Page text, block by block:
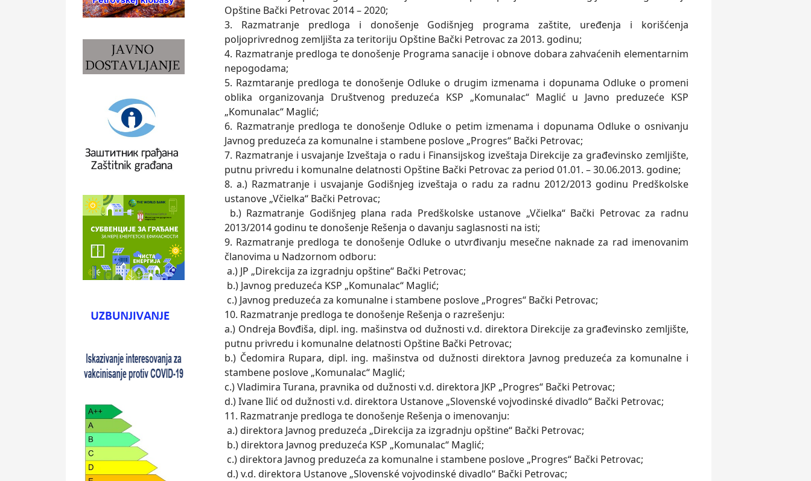
Opštine Bački Petrovac 2014 – 2020;
3. Razmatranje predloga i donošenje Godišnjeg programa zaštite, uređenja i korišćenja
poljoprivrednog zemljišta za teritoriju Opštine Bački Petrovac za 2013. godinu;
4. Razmatranje predloga te donošenje Programa sanacije i obnove dobara zahvaćenih elementarnim
nepogodama;
5. Razmtaranje predloga te donošenje Odluke o drugim izmenama i dopunama Odluke o promeni
oblika organizovanja Društvenog preduzeća KSP „Komunalac“ Maglić u Javno preduzeće KSP
„Komunalac“ Maglić;
6. Razmatranje predloga te donošenje Odluke o petim izmenama i dopunama Odluke o osnivanju
Javnog preduzeća za komunalne i stambene poslove „Progres“ Bački Petrovac;
7. Razmatranje i usvajanje Izveštaja o radu i Finansijskog izveštaja Direkcije za građevinsko zemljište,
putnu privredu i komunalne delatnosti Opštine Bački Petrovac za period 01.01. – 30.06.2013. godine;
8. a.) Razmatranje i usvajanje Godišnjeg izveštaja o radu za radnu 2012/2013 godinu Predškolske
ustanove „Včielka“ Bački Petrovac;
b.) Razmatranje Godišnjeg plana rada Predškolske ustanove „Včielka“ Bački Petrovac za radnu
2013/2014 godinu te donošenje Rešenja o davanju saglasnosti na isti;
9. Razmatranje predloga te donošenje Odluke o utvrđivanju mesečne naknade za rad imenovanim
članovima u Nadzornom odboru:
a.) JP „Direkcija za izgradnju opštine“ Bački Petrovac;
b.) Javnog preduzeća KSP „Komunalac“ Maglić;
c.) Javnog preduzeća za komunalne i stambene poslove „Progres“ Bački Petrovac;
10. Razmatranje predloga te donošenje Rešenja o razrešenju:
a.) Ondreja Bovđiša, dipl. ing. mašinstva od dužnosti v.d. direktora Direkcije za građevinsko zemljište,
putnu privredu i komunalne delatnosti Opštine Bački Petrovac;
b.) Čedomira Rupara, dipl. ing. mašinstva od dužnosti direktora Javnog preduzeća za komunalne i
stambene poslove „Komunalac“ Maglić;
c.) Vladimira Turana, pravnika od dužnosti v.d. direktora JKP „Progres“ Bački Petrovac;
d.) Ivane Ilić od dužnosti v.d. direktora Ustanove „Slovenské vojvodinské divadlo“ Bački Petrovac;
11. Razmatranje predloga te donošenje Rešenja o imenovanju:
a.) direktora Javnog preduzeća „Direkcija za izgradnju opštine“ Bački Petrovac;
b.) direktora Javnog preduzeća KSP „Komunalac“ Maglić;
c.) direktora Javnog preduzeća za komunalne i stambene poslove „Progres“ Bački Petrovac;
d.) v.d. direktora Ustanove „Slovenské vojvodinské divadlo“ Bački Petrovac;